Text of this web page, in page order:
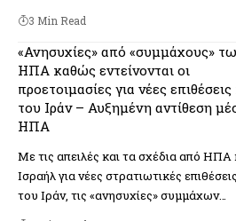
3 Min Read
«Ανησυχίες» από «συμμάχους»
ΗΠΑ καθώς εντείνονται οι
προετοιμασίες για νέες
του Ιράν – Αυξημένη αντίθεση
ΗΠΑ
Με τις απειλές και τα σχέδια από ΗΠΑ
Ισραήλ για νέες στρατιωτικές
του Ιράν, τις «ανησυχίες» συμμάχων…